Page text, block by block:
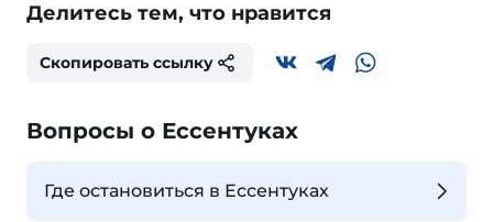
Делитесь тем, что нравится
Скопировать ссылку
Вопросы о Ессентуках
Где остановиться в Ессентуках